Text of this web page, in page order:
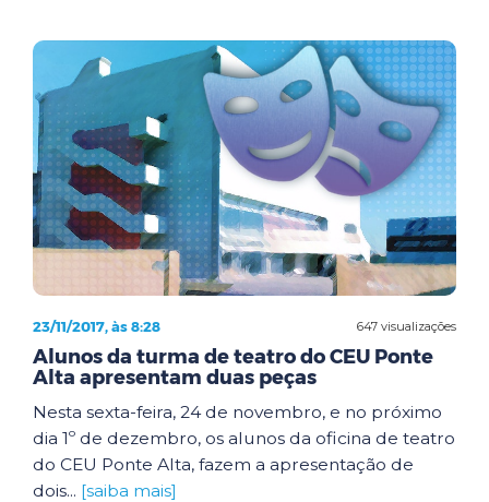
647 visualizações
23/11/2017, às 8:28
Alunos da turma de teatro do CEU Ponte
Alta apresentam duas peças
Nesta sexta-feira, 24 de novembro, e no próximo
dia 1º de dezembro, os alunos da oficina de teatro
do CEU Ponte Alta, fazem a apresentação de
dois... [saiba mais]